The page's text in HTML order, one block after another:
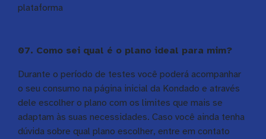
plataforma
07. Como sei qual é o plano ideal para mim?
Durante o período de testes você poderá acompanhar
o seu consumo na página inicial da Kondado e através
dele escolher o plano com os limites que mais se
adaptam às suas necessidades. Caso você ainda tenha
dúvida sobre qual plano escolher, entre em contato